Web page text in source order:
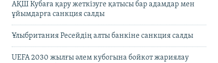
АҚШ Кубаға қару жеткізуге қатысы бар адамдар мен
ұйымдарға санкция салды
Ұлыбритания Ресейдің алты банкіне санкция салды
UEFA 2030 жылғы әлем кубогына бойкот жариялау